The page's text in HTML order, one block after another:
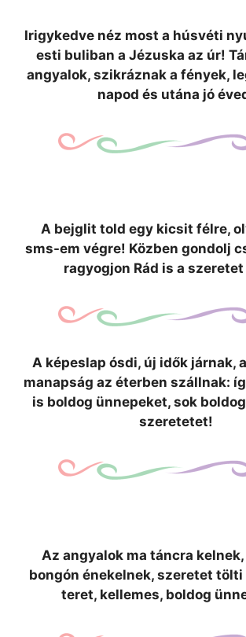
Irigykedve néz most a húsvéti
esti buliban a Jézuska az úr!
angyalok, szikráznak a fények,
napod és utána jó
A bejglit told egy kicsit félre,
sms-em végre! Közben gondolj
ragyogjon Rád is a
A képeslap ósdi, új idők járnak,
manapság az éterben szállnak:
is boldog ünnepeket, sok
szeretetet!
Az angyalok ma táncra
bongón énekelnek, szeretet tölti
teret, kellemes, boldog